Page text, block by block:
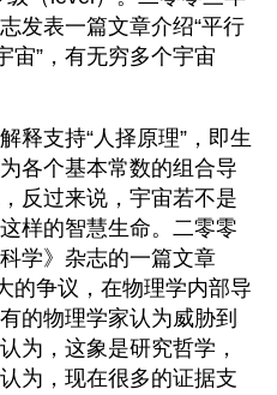
发表一篇文章介绍“平行
宙”，有无穷多个宇宙
释支持“人择原理”，即生
各个基本常数的组合导
反过来说，宇宙若不是
样的智慧生命。二零零
学》杂志的一篇文章
的争议，在物理学内部导
的物理学家认为威胁到
为，这象是研究哲学，
为，现在很多的证据支